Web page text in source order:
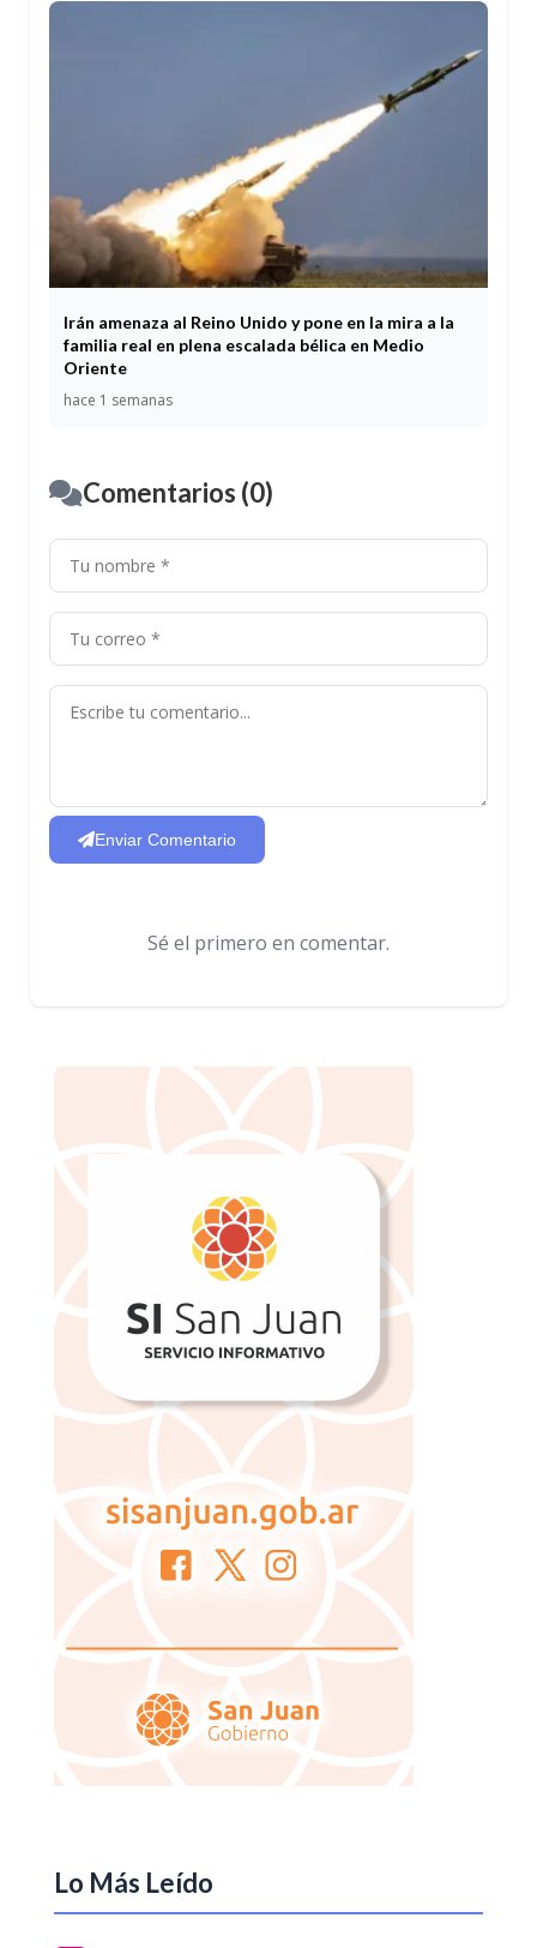
Irán amenaza al Reino Unido y pone en la mira a la
familia real en plena escalada bélica en Medio
Oriente
hace 1 semanas
Comentarios (0)
Enviar Comentario
Sé el primero en comentar.
Lo Más Leído